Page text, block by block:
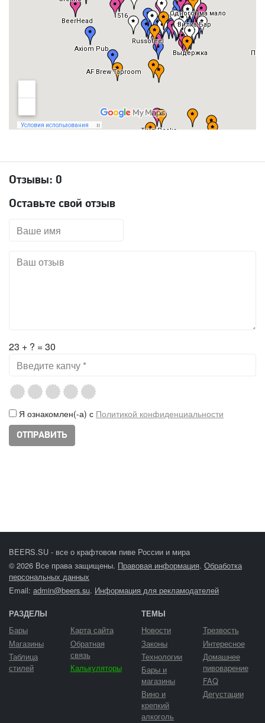
Отзывы: 0
Оставьте свой отзыв
23 + ? = 30
Я ознакомлен(-а) с Политикой конфиденциальности
BEERS.SU - все о крафтовом пиве России и мира
© 2026 Все права защищены. Правовая информация. Обработка
персональных данных
Email: admin@beers.su. Информация для рекламодателей
РАЗДЕЛЫ
Бары
Магазины
Таблица
стилей
Карта сайта
Обратная
связь
Калькуляторы
ТЕМЫ
Новости
Законы
Технологии
Бары и
магазины
Вино и
крепкий
алкоголь
Трезвость
Интересное
Домашнее
пивоварение
FAQ
Дегустации